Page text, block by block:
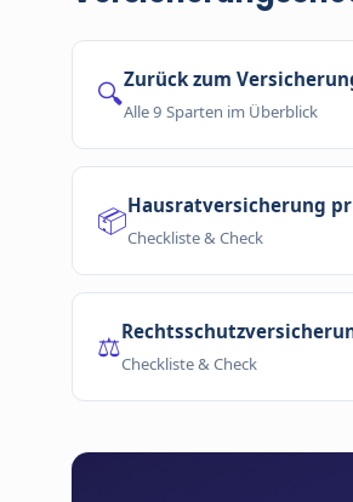
🔍Zurück zum
Alle 9 Sparten im Überblick
📦Hausratversicherung
Checkliste & Check
⚖️Checkliste & Check